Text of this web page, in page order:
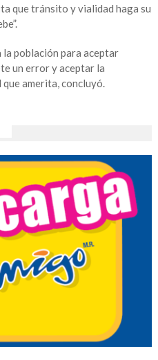
que tránsito y vialidad haga su
la población para aceptar
un error y aceptar la
amerita, concluyó.